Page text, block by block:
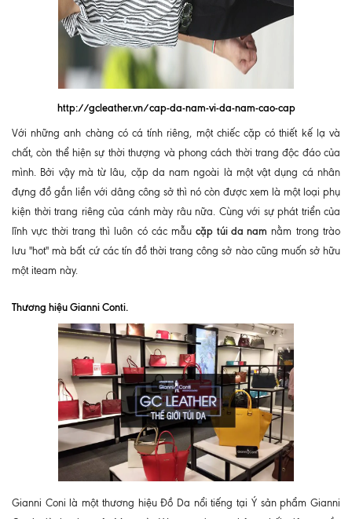
http://gcleather.vn/cap-da-nam-vi-da-nam-cao-cap
Với những anh chàng có cá tính riêng, một chiếc cặp có thiết kế lạ và
chất, còn thể hiện sự thời thượng và phong cách thời trang độc đáo của
mình. Bởi vậy mà từ lâu, cặp da nam ngoài là một vật dụng cá nhân
đựng đồ gắn liền với dâng công sở thì nó còn được xem là một loại phụ
kiện thời trang riêng của cánh mày râu nữa. Cùng với sự phát triển của
lĩnh vực thời trang thì luôn có các mẫucặp túi da nam nằm trong trào
lưu "hot" mà bất cứ các tín đồ thời trang công sở nào cũng muốn sở hữu
một iteam này.
Thương hiệu Gianni Conti.
Gianni Coni là một thương hiệu Đồ Da nổi tiếng tại Ý sản phẩm Gianni